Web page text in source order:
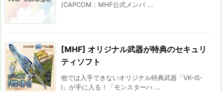
(CAPCOM：MHF公式メンバ ...
[MHF] オリジナル武器が特典のセキュリ
ティソフト
他では入手できないオリジナル特典武器「VK-IS-
Ⅰ」が手に入る！「モンスターハ ...